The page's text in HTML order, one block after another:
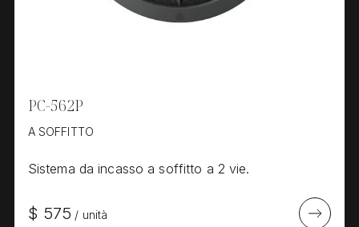
PC-562P
A SOFFITTO
Sistema da incasso a soffitto a 2 vie.
$ 575 / unità